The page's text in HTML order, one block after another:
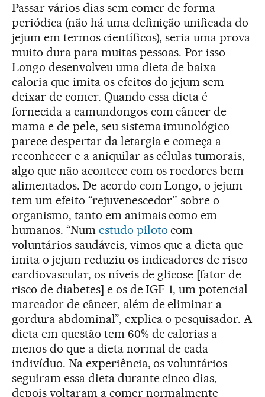
Passar vários dias sem comer de forma
periódica (não há uma definição unificada do
jejum em termos científicos), seria uma prova
muito dura para muitas pessoas. Por isso
Longo desenvolveu uma dieta de baixa
caloria que imita os efeitos do jejum sem
deixar de comer. Quando essa dieta é
fornecida a camundongos com câncer de
mama e de pele, seu sistema imunológico
parece despertar da letargia e começa a
reconhecer e a aniquilar as células tumorais,
algo que não acontece com os roedores bem
alimentados. De acordo com Longo, o jejum
tem um efeito “rejuvenescedor” sobre o
organismo, tanto em animais como em
humanos. “Num estudo piloto com
voluntários saudáveis, vimos que a dieta que
imita o jejum reduziu os indicadores de risco
cardiovascular, os níveis de glicose [fator de
risco de diabetes] e os de IGF-1, um potencial
marcador de câncer, além de eliminar a
gordura abdominal”, explica o pesquisador. A
dieta em questão tem 60% de calorias a
menos do que a dieta normal de cada
indivíduo. Na experiência, os voluntários
seguiram essa dieta durante cinco dias,
depois voltaram a comer normalmente